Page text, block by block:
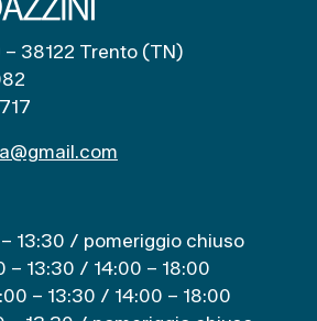
38122 Trento (TN)
13:30 / pomeriggio chiuso
– 13:30 / 14:00 – 18:00
– 13:30 / 14:00 – 18:00